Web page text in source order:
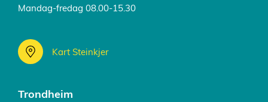
Mandag-fredag 08.00-15.30
Kart Steinkjer
Trondheim